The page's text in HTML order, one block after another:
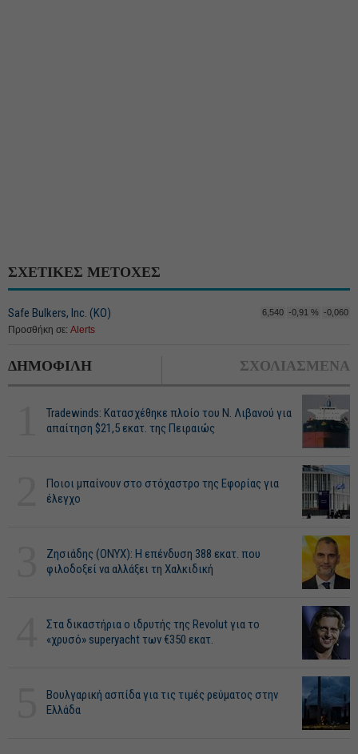
ΣΧΕΤΙΚΕΣ ΜΕΤΟΧΕΣ
Safe Bulkers, Inc. (ΚΟ) 6,540 -0,91 % -0,060
Προσθήκη σε: Alerts
ΔΗΜΟΦΙΛΗ ΣΧΟΛΙΑΣΜΕΝΑ
Tradewinds: Κατασχέθηκε πλοίο του Ν. Λιβανού για
απαίτηση $21,5 εκατ. της Πειραιώς
Ποιοι μπαίνουν στο στόχαστρο της Εφορίας για
έλεγχο
Ζησιάδης (ONYX): Η επένδυση 388 εκατ. που
φιλοδοξεί να αλλάξει τη Χαλκιδική
Στα δικαστήρια ο ιδρυτής της Revolut για το
«χρυσό» superyacht των €350 εκατ.
Βουλγαρική ασπίδα για τις τιμές ρεύματος στην
Ελλάδα